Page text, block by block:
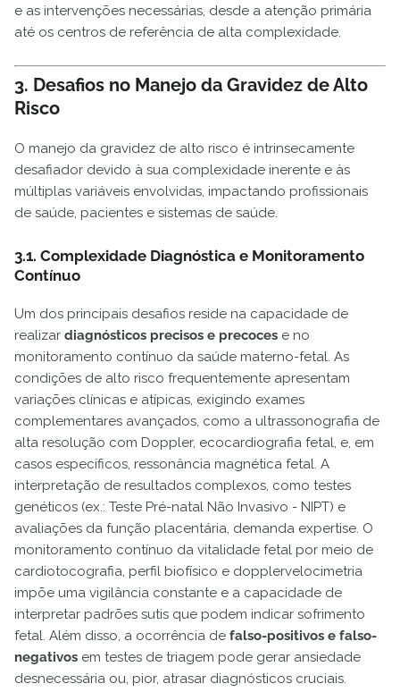
e as intervenções necessárias, desde a atenção primária
até os centros de referência de alta complexidade.
3. Desafios no Manejo da Gravidez de Alto
Risco
O manejo da gravidez de alto risco é intrinsecamente
desafiador devido à sua complexidade inerente e às
múltiplas variáveis envolvidas, impactando profissionais
de saúde, pacientes e sistemas de saúde.
3.1. Complexidade Diagnóstica e Monitoramento
Contínuo
Um dos principais desafios reside na capacidade de
realizar diagnósticos precisos e precoces e no
monitoramento contínuo da saúde materno-fetal. As
condições de alto risco frequentemente apresentam
variações clínicas e atípicas, exigindo exames
complementares avançados, como a ultrassonografia de
alta resolução com Doppler, ecocardiografia fetal, e, em
casos específicos, ressonância magnética fetal. A
interpretação de resultados complexos, como testes
genéticos (ex.: Teste Pré-natal Não Invasivo - NIPT) e
avaliações da função placentária, demanda expertise. O
monitoramento contínuo da vitalidade fetal por meio de
cardiotocografia, perfil biofísico e dopplervelocimetria
impõe uma vigilância constante e a capacidade de
interpretar padrões sutis que podem indicar sofrimento
fetal. Além disso, a ocorrência de falso-positivos e falso-
negativos em testes de triagem pode gerar ansiedade
desnecessária ou, pior, atrasar diagnósticos cruciais.